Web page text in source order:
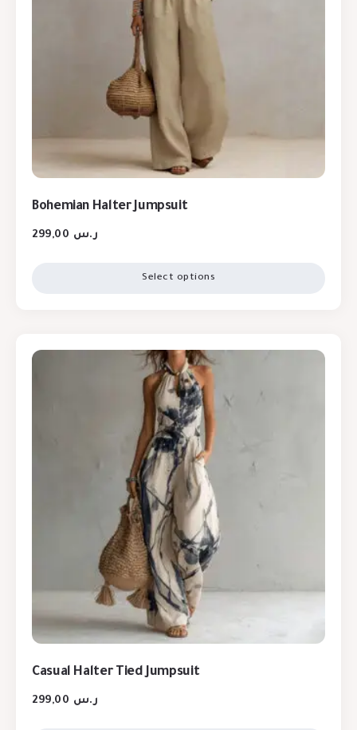
Bohemian Halter Jumpsuit
ر.س
Select options
Casual Halter Tied Jumpsuit
ر.س